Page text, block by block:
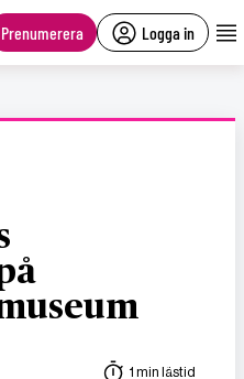
Prenumerera Logga in
1 min lästid